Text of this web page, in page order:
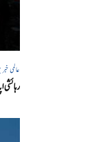
عالمی